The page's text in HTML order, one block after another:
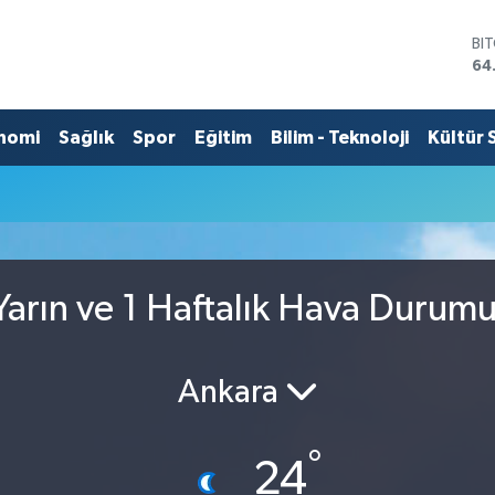
Sağlık Spor Eğitim Bilim - Teknoloji Kültür
ve 1 Haftalık Hava
Ankara
24°